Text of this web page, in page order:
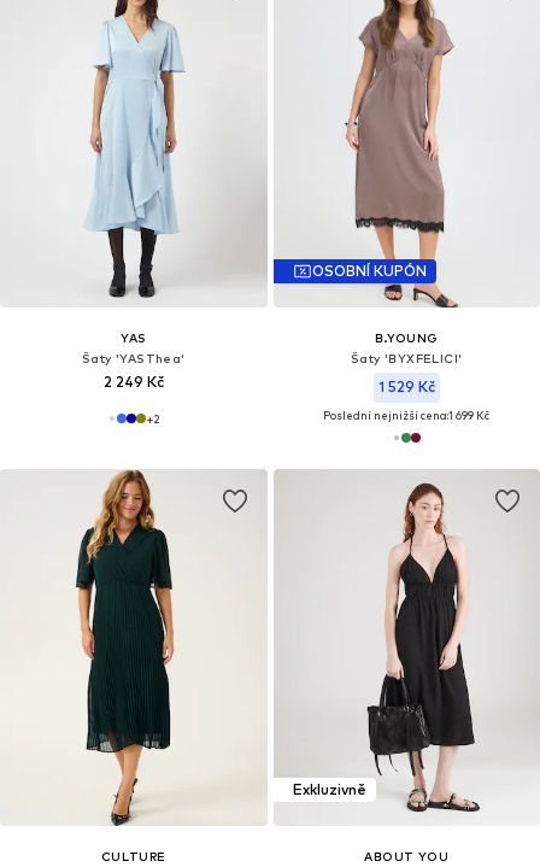
YAS
Šaty 'YASThea'
2 249 Kč
+2
OSOBNÍ KUPÓN
B.YOUNG
Šaty 'BYXFELICI'
1 529 Kč
Poslední nejnižší cena:1 699 Kč
CULTURE
Exkluzivně
ABOUT YOU